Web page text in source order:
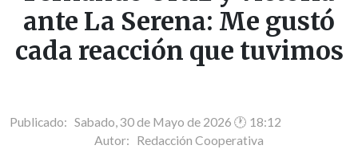
ante La Serena: Me gustó
cada reacción que tuvimos
Publicado: Sabado, 30 de Mayo de 2026 🕐 18:12
Autor: Redacción Cooperativa